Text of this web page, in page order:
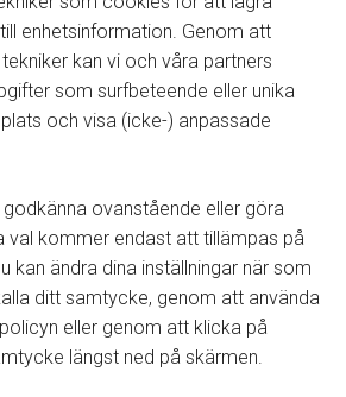
enhetsinformation. Genom att
kan vi och våra partners
som surfbeteende eller unika
och visa (icke-) anpassade
ovanstående eller göra
val kommer endast att tillämpas på
kan ändra dina inställningar när som
ditt samtycke, genom att använda
eller genom att klicka på
längst ned på skärmen.
till manualer
AB
och levererar IT-baserade system
arbetet inom den svenska
våra system och tjänster hjälper vi våra
effektivare verksamhet.